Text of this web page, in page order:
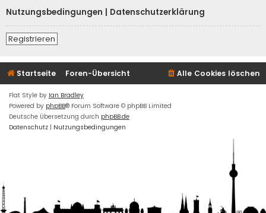
Nutzungsbedingungen | Datenschutzerklärung
Registrieren
Startseite Foren-Übersicht Alle Cookies löschen
Flat Style by Ian Bradley
Powered by phpBB® Forum Software © phpBB Limited
Deutsche Übersetzung durch phpBB.de
Datenschutz | Nutzungsbedingungen